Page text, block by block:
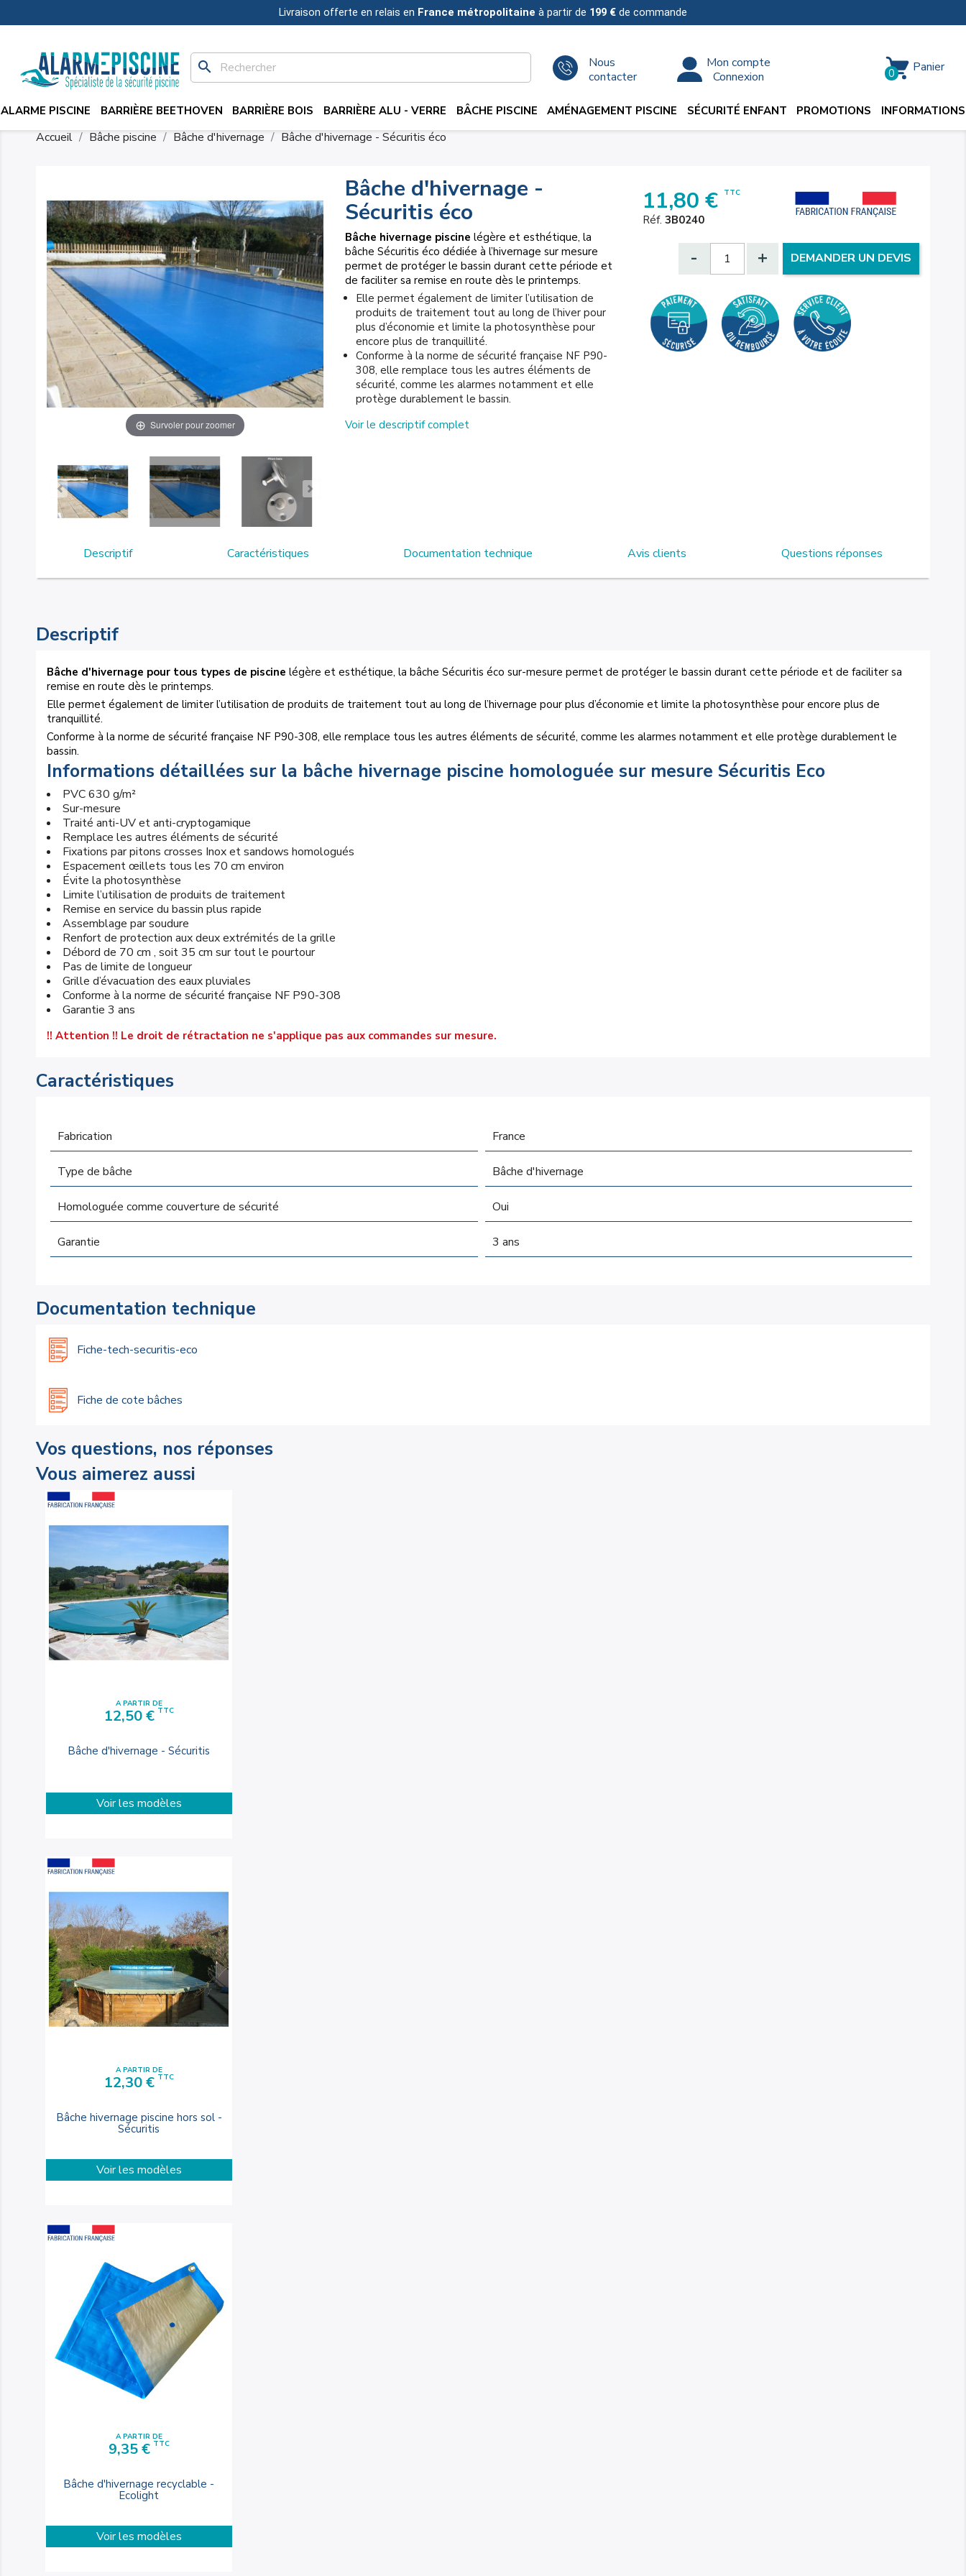
Livraison offerte en relais en France métropolitaine à partir de 199 € de commande
search
Nous
contacter
Mon compte
Connexion
Connexion
Panier
0
ALARME PISCINE BARRIÈRE BEETHOVEN BARRIÈRE BOIS BARRIÈRE ALU - VERRE BÂCHE PISCINE AMÉNAGEMENT PISCINE SÉCURITÉ ENFANT PROMOTIONS INFORMATIONS
Accueil Bâche piscine Bâche d'hivernage Bâche d'hivernage - Sécuritis éco
Survoler pour zoomer
Bâche d'hivernage -
Sécuritis éco
Bâche hivernage piscine légère et esthétique, la
bâche Sécuritis éco dédiée à l’hivernage sur mesure
permet de protéger le bassin durant cette période et
de faciliter sa remise en route dès le printemps.
Elle permet également de limiter l’utilisation de
produits de traitement tout au long de l’hiver pour
plus d’économie et limite la photosynthèse pour
encore plus de tranquillité.
Conforme à la norme de sécurité française NF P90-
308, elle remplace tous les autres éléments de
sécurité, comme les alarmes notamment et elle
protège durablement le bassin.
Voir le descriptif complet
11,80 € TTC
Réf.3B0240
- + DEMANDER UN DEVIS
Descriptif Caractéristiques Documentation technique Avis clients Questions réponses
Descriptif
Bâche d'hivernage pour tous types de piscine légère et esthétique, la bâche Sécuritis éco sur-mesure permet de protéger le bassin durant cette période et de faciliter sa
remise en route dès le printemps.
Elle permet également de limiter l’utilisation de produits de traitement tout au long de l’hivernage pour plus d’économie et limite la photosynthèse pour encore plus de
tranquillité.
Conforme à la norme de sécurité française NF P90-308, elle remplace tous les autres éléments de sécurité, comme les alarmes notamment et elle protège durablement le
bassin.
Informations détaillées sur la bâche hivernage piscine homologuée sur mesure Sécuritis Eco
PVC 630 g/m²
Sur-mesure
Traité anti-UV et anti-cryptogamique
Remplace les autres éléments de sécurité
Fixations par pitons crosses Inox et sandows homologués
Espacement œillets tous les 70 cm environ
Évite la photosynthèse
Limite l’utilisation de produits de traitement
Remise en service du bassin plus rapide
Assemblage par soudure
Renfort de protection aux deux extrémités de la grille
Débord de 70 cm , soit 35 cm sur tout le pourtour
Pas de limite de longueur
Grille d’évacuation des eaux pluviales
Conforme à la norme de sécurité française NF P90-308
Garantie 3 ans
!! Attention !! Le droit de rétractation ne s'applique pas aux commandes sur mesure.
Caractéristiques
Fabrication France
Type de bâche Bâche d'hivernage
Homologuée comme couverture de sécurité Oui
Garantie 3 ans
Documentation technique
Fiche-tech-securitis-eco
Fiche de cote bâches
Vos questions, nos réponses
Vous aimerez aussi
A PARTIR DE
Prix
12,50 € TTC
Bâche d'hivernage - Sécuritis
Voir les modèles
A PARTIR DE
Prix
12,30 € TTC
Bâche hivernage piscine hors sol -
Sécuritis
Voir les modèles
A PARTIR DE
Prix
9,35 € TTC
Bâche d'hivernage recyclable -
Ecolight
Voir les modèles